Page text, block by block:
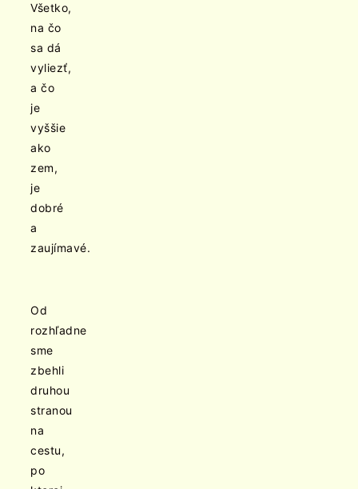
Všetko,
na čo
sa dá
vyliezť,
a čo
je
vyššie
ako
zem,
je
dobré
a
zaujímavé.
Od
rozhľadne
sme
zbehli
druhou
stranou
na
cestu,
po